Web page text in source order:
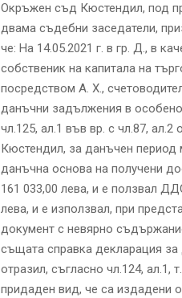
Окръжен съд Кюстендил, под
двама съдебни заседатели,
че: На 14.05.2021 г. в гр. Д., в
собственик на капитала на
посредством А. Х.,
данъчни задължения в
чл.125, ал.1 във вр. с чл.87,
Кюстендил, за данъчен период
данъчна основа на получени
161 033,00 лева, и е ползвал
лева, и е използвал, при
документ с невярно
същата справка декларация за
отразил, съгласно чл.124,
придаден вид, че са издадени